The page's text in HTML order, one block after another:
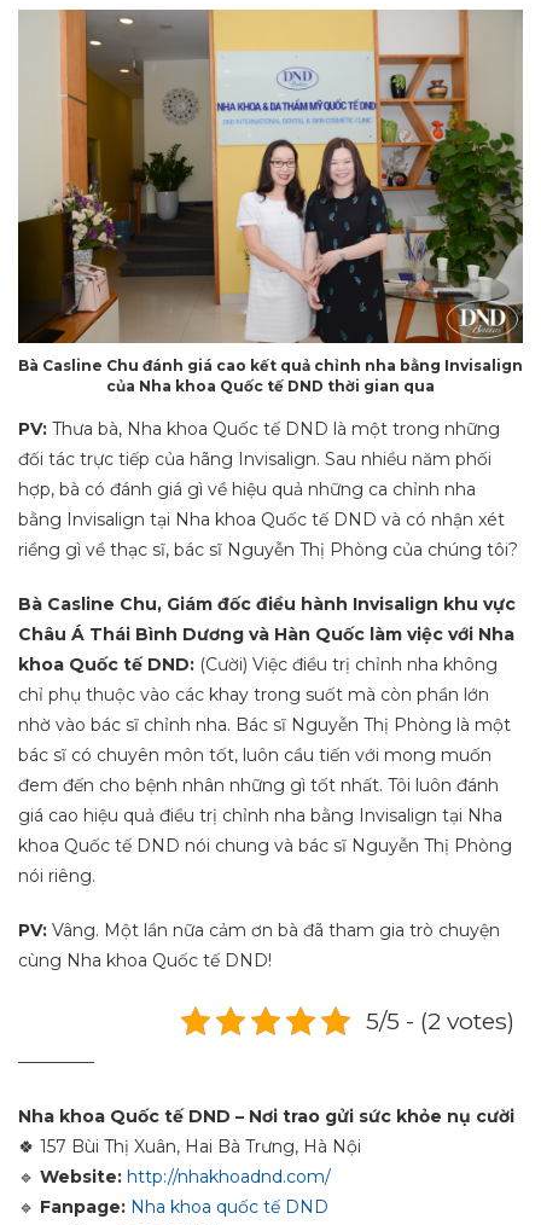
Bà Casline Chu đánh giá cao kết quả chỉnh nha bằng Invisalign
của Nha khoa Quốc tế DND thời gian qua
PV: Thưa bà, Nha khoa Quốc tế DND là một trong những
đối tác trực tiếp của hãng Invisalign. Sau nhiều năm phối
hợp, bà có đánh giá gì về hiệu quả những ca chỉnh nha
bằng Invisalign tại Nha khoa Quốc tế DND và có nhận xét
riềng gì về thạc sĩ, bác sĩ Nguyễn Thị Phòng của chúng tôi?
Bà Casline Chu, Giám đốc điều hành Invisalign khu vực
Châu Á Thái Bình Dương và Hàn Quốc làm việc với Nha
khoa Quốc tế DND: (Cười) Việc điều trị chỉnh nha không
chỉ phụ thuộc vào các khay trong suốt mà còn phần lớn
nhờ vào bác sĩ chỉnh nha. Bác sĩ Nguyễn Thị Phòng là một
bác sĩ có chuyên môn tốt, luôn cầu tiến với mong muốn
đem đến cho bệnh nhân những gì tốt nhất. Tôi luôn đánh
giá cao hiệu quả điều trị chỉnh nha bằng Invisalign tại Nha
khoa Quốc tế DND nói chung và bác sĩ Nguyễn Thị Phòng
nói riêng.
PV: Vâng. Một lần nữa cảm ơn bà đã tham gia trò chuyện
cùng Nha khoa Quốc tế DND!
5/5 - (2 votes)
Nha khoa Quốc tế DND – Nơi trao gửi sức khỏe nụ cười
🍀 157 Bùi Thị Xuân, Hai Bà Trưng, Hà Nội
🔹 Website: http://nhakhoadnd.com/
🔹 Fanpage: Nha khoa quốc tế DND